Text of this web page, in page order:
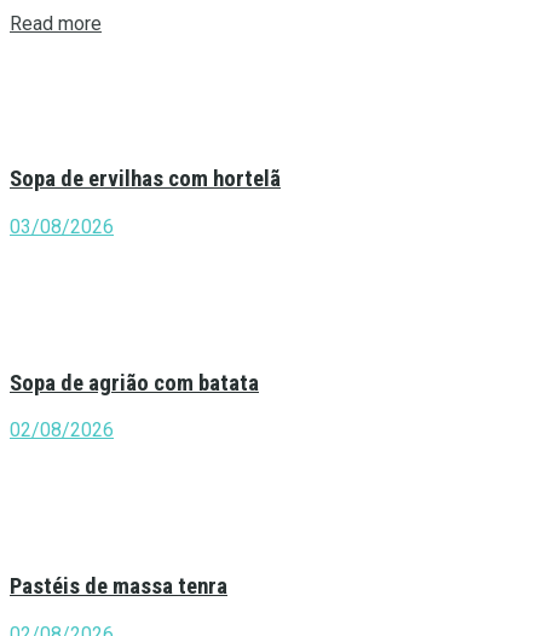
Read more
Sopa de ervilhas com hortelã
03/08/2026
Sopa de agrião com batata
02/08/2026
Pastéis de massa tenra